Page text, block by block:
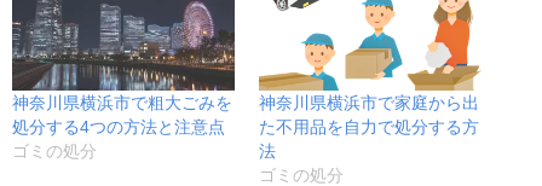
神奈川県横浜市で粗大ごみを
処分する4つの方法と注意点
ゴミの処分
神奈川県横浜市で家庭から出
た不用品を自力で処分する方
法
ゴミの処分